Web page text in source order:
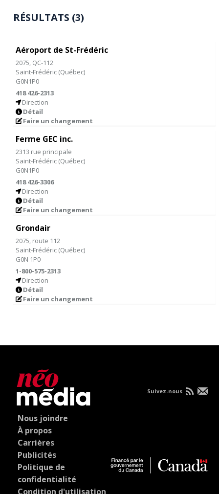
RÉSULTATS (3)
Aéroport de St-Frédéric
2075, QC-112
Saint-Frédéric (Québec)
G0N1P0
418 426-2313
Direction
Détail
Faire un changement
Ferme GEC inc.
2313 rue principale
Saint-Frédéric (Québec)
G0N1P0
418 426-3306
Direction
Détail
Faire un changement
Grondair
2075, route 112
Saint-Frédéric (Québec)
G0N 1P0
1-800-575-2313
Direction
Détail
Faire un changement
Nous joindre
À propos
Carrières
Publicités
Politique de
confidentialité
Condition d'utilisation
Suivez-nous